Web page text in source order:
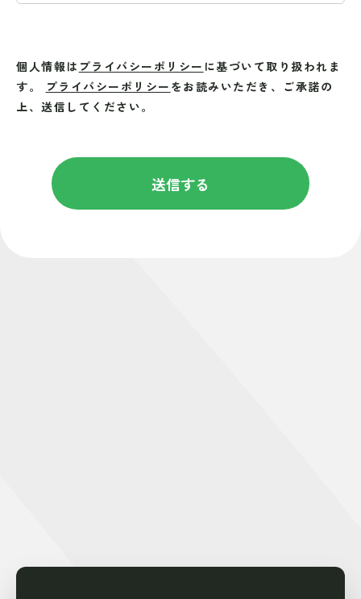
個人情報は プライバシーポリシー に基づいて取り扱われま
す。
プライバシーポリシー をお読みいただき、ご承諾の
上、送信してください。